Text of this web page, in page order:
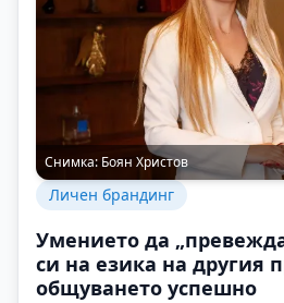
Снимка: Боян Христов
Личен брандинг
Умението да
си на езика на другия
общуването успешно